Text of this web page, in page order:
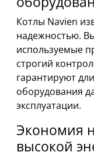
Котлы Navien
надежностью.
используемые
строгий
гарантируют
оборудования
эксплуатации.
Экономия
высокой